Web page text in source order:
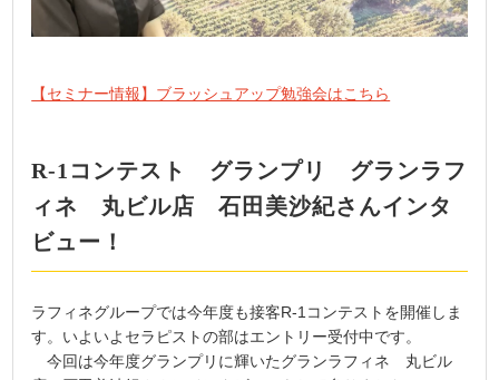
【セミナー情報】ブラッシュアップ勉強会はこちら
R-1コンテスト グランプリ グランラフ
ィネ 丸ビル店 石田美沙紀さんインタ
ビュー！
ラフィネグループでは今年度も接客R-1コンテストを開催しま
す。いよいよセラピストの部はエントリー受付中です。
今回は今年度グランプリに輝いたグランラフィネ 丸ビル